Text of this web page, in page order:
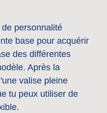
personnalité
base pour acquérir
des différentes
Après la
valise pleine
tu peux utiliser de